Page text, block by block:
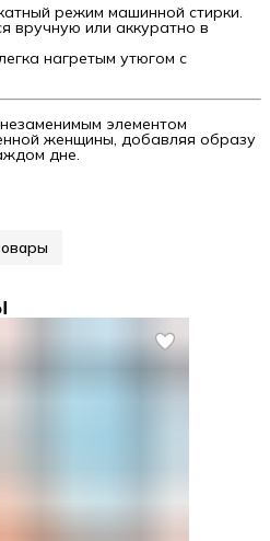
режим машинной стирки.
вручную или аккуратно в
нагретым утюгом с
элементом
женщины, добавляя образу
дне.